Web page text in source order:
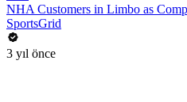
NHA Customers in Limbo as
SportsGrid
3 yıl önce